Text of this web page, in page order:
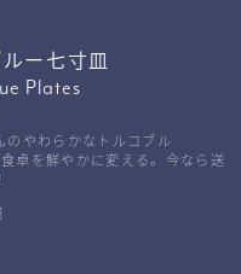
ー七寸皿
Plates
のやわらかなトルコブル
卓を鮮やかに変える。今なら送